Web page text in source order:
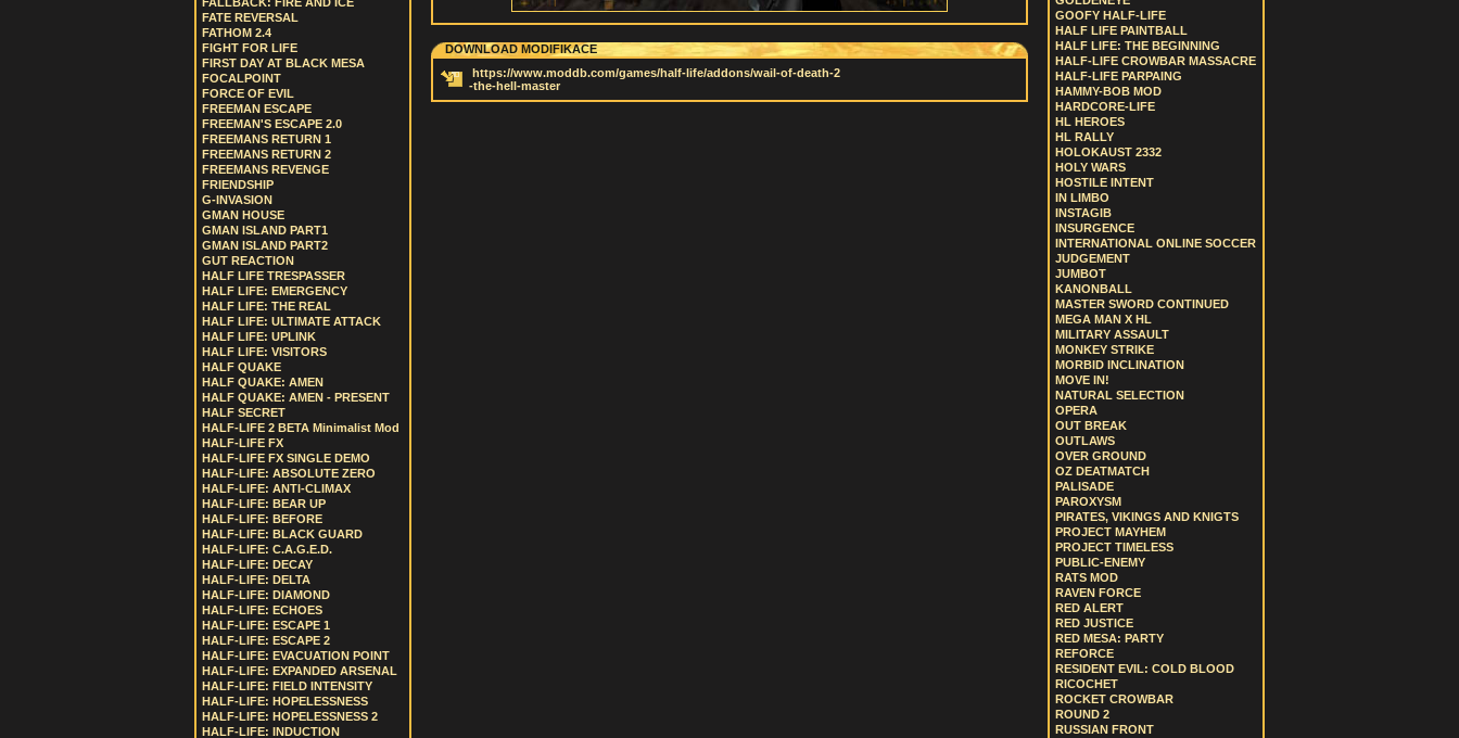
FATE REVERSAL
FATHOM 2.4
FIGHT FOR LIFE
FIRST DAY AT BLACK MESA
FOCALPOINT
FORCE OF EVIL
FREEMAN ESCAPE
FREEMAN'S ESCAPE 2.0
FREEMANS RETURN 1
FREEMANS RETURN 2
FREEMANS REVENGE
FRIENDSHIP
G-INVASION
GMAN HOUSE
GMAN ISLAND PART1
GMAN ISLAND PART2
GUT REACTION
HALF LIFE TRESPASSER
HALF LIFE: EMERGENCY
HALF LIFE: THE REAL
HALF LIFE: ULTIMATE ATTACK
HALF LIFE: UPLINK
HALF LIFE: VISITORS
HALF QUAKE
HALF QUAKE: AMEN
HALF QUAKE: AMEN - PRESENT
HALF SECRET
HALF-LIFE 2 BETA Minimalist Mod
HALF-LIFE FX
HALF-LIFE FX SINGLE DEMO
HALF-LIFE: ABSOLUTE ZERO
HALF-LIFE: ANTI-CLIMAX
HALF-LIFE: BEAR UP
HALF-LIFE: BEFORE
HALF-LIFE: BLACK GUARD
HALF-LIFE: C.A.G.E.D.
HALF-LIFE: DECAY
HALF-LIFE: DELTA
HALF-LIFE: DIAMOND
HALF-LIFE: ECHOES
HALF-LIFE: ESCAPE 1
HALF-LIFE: ESCAPE 2
HALF-LIFE: EVACUATION POINT
HALF-LIFE: EXPANDED ARSENAL
HALF-LIFE: FIELD INTENSITY
HALF-LIFE: HOPELESSNESS
HALF-LIFE: HOPELESSNESS 2
HALF-LIFE: INDUCTION
DOWNLOAD MODIFIKACE
https://www.moddb.com/games/half-life/addons/wail-of-death-2
-the-hell-master
GOOFY HALF-LIFE
HALF LIFE PAINTBALL
HALF LIFE: THE BEGINNING
HALF-LIFE CROWBAR MASSACRE
HALF-LIFE PARPAING
HAMMY-BOB MOD
HARDCORE-LIFE
HL HEROES
HL RALLY
HOLOKAUST 2332
HOLY WARS
HOSTILE INTENT
IN LIMBO
INSTAGIB
INSURGENCE
INTERNATIONAL ONLINE SOCCER
JUDGEMENT
JUMBOT
KANONBALL
MASTER SWORD CONTINUED
MEGA MAN X HL
MILITARY ASSAULT
MONKEY STRIKE
MORBID INCLINATION
MOVE IN!
NATURAL SELECTION
OPERA
OUT BREAK
OUTLAWS
OVER GROUND
OZ DEATMATCH
PALISADE
PAROXYSM
PIRATES, VIKINGS AND KNIGTS
PROJECT MAYHEM
PROJECT TIMELESS
PUBLIC-ENEMY
RATS MOD
RAVEN FORCE
RED ALERT
RED JUSTICE
RED MESA: PARTY
REFORCE
RESIDENT EVIL: COLD BLOOD
RICOCHET
ROCKET CROWBAR
ROUND 2
RUSSIAN FRONT